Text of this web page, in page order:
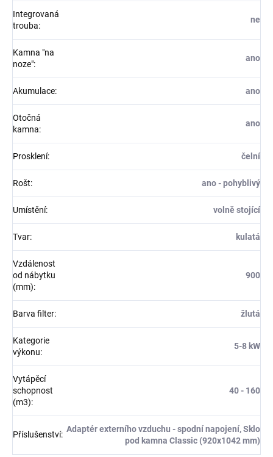
Integrovaná
trouba:
ne
Kamna "na
noze":
ano
Akumulace: ano
Otočná
kamna:
ano
Prosklení: čelní
Rošt: ano - pohyblivý
Umístění: volně stojící
Tvar: kulatá
Vzdálenost
od nábytku
(mm):
900
Barva filter: žlutá
Kategorie
výkonu:
5-8 kW
Vytápěcí
schopnost
(m3):
40 - 160
Příslušenství:
Adaptér externího vzduchu - spodní napojení, Sklo
pod kamna Classic (920x1042 mm)